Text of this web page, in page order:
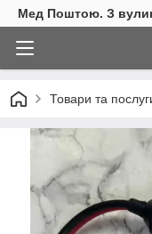
Мед Поштою. З
Товари та